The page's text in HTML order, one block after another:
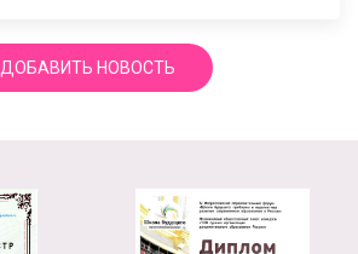
ДОБАВИТЬ НОВОСТЬ